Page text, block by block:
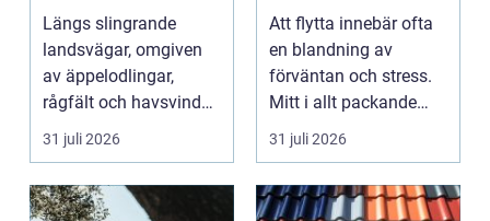
möter kreativt
hantverk
Längs slingrande
landsvägar, omgiven
av äppelodlingar,
rågfält och havsvindar,
har
blomsterhantverke...
31 juli 2026
Att flytta innebär ofta
en blandning av
förväntan och stress.
Mitt i allt packande
och planerande dy...
31 juli 2026